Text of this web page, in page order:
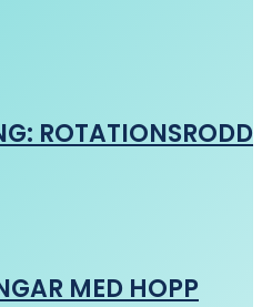
ROTATIONSRODD
MED HOPP